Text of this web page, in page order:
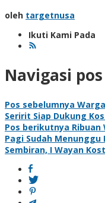
oleh targetnusa
Ikuti Kami Pada
Navigasi pos
Pos sebelumnya
Seririt Siap Dukung
Pos berikutnya Ribuan
Pagi Sudah
Sembiran, I Wayan